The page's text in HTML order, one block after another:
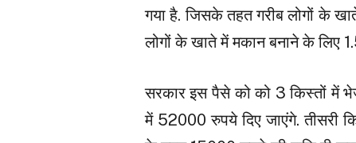
गया है. जिसके तहत गरीब लोगों के
लोगों के खाते में मकान बनाने के लिए
सरकार इस पैसे को को 3 किस्तों में
में 52000 रुपये दिए जाएंगे. तीसरी